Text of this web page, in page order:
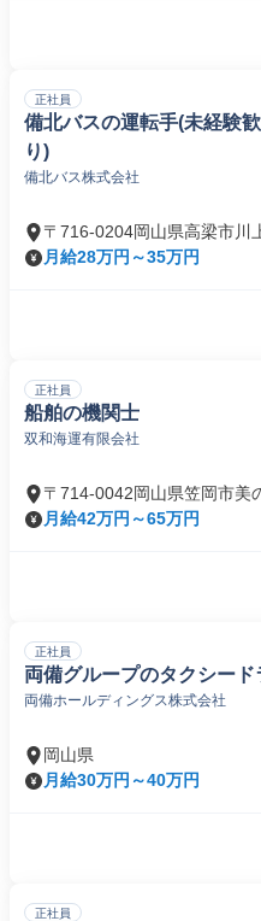
正社員
備北バスの運転手(未経験
り)
備北バス株式会社
〒716-0204岡山県高梁市川
月給28万円～35万円
正社員
船舶の機関士
双和海運有限会社
〒714-0042岡山県笠岡市美
月給42万円～65万円
正社員
両備グループのタクシード
両備ホールディングス株式会社
岡山県
月給30万円～40万円
正社員